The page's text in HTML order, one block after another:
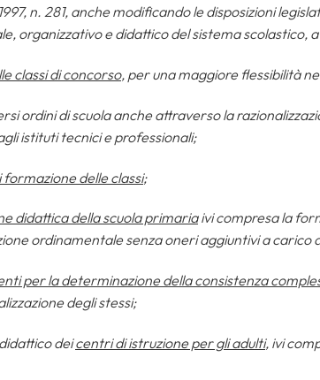
n. 281, anche modificando le disposizioni
organizzativo e didattico del sistema scolastico,
classi di concorso, per una maggiore flessibilità
ordini di scuola anche attraverso la
istituti tecnici e professionali;
delle classi;
didattica della scuola primariaivi compresa la
ordinamentale senza oneri aggiuntivi a carico
per la determinazione della consistenza
degli stessi;
deicentri di istruzione per gli adulti, ivi